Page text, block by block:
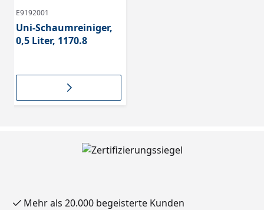
E9192001
Uni-Schaumreiniger,
0,5 Liter, 1170.8
Mehr als 20.000 begeisterte Kunden